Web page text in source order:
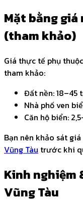
Mặt bằng giá
(tham khảo)
Giá thực tế phụ
tham khảo:
Đất nền: 18–45
Nhà phố ven
Căn hộ biển:
Bạn nên khảo sát
Vũng Tàu trước khi
Kinh nghiệm
Vũng Tàu